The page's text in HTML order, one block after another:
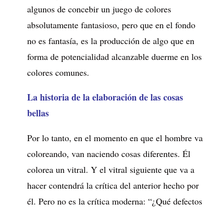
algunos de concebir un juego de colores
absolutamente fantasioso, pero que en el fondo
no es fantasía, es la producción de algo que en
forma de potencialidad alcanzable duerme en los
colores comunes.
La historia de la elaboración de las cosas
bellas
Por lo tanto, en el momento en que el hombre va
coloreando, van naciendo cosas diferentes. Él
colorea un vitral. Y el vitral siguiente que va a
hacer contendrá la crítica del anterior hecho por
él. Pero no es la crítica moderna: “¿Qué defectos